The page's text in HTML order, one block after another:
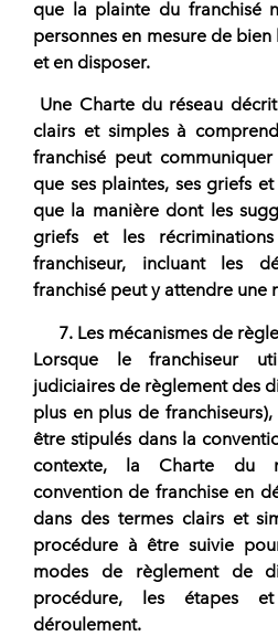
que la plainte du franchisé
personnes en mesure de
et en disposer.
Une Charte du réseau
clairs et simples à
franchisé peut
que ses plaintes, ses griefs
que la manière dont les
griefs et les
franchiseur, incluant les
franchisé peut y attendre une
Les mécanismes de
Lorsque le franchiseur
judiciaires de règlement des
plus en plus de
être stipulés dans la
contexte, la Charte du
convention de franchise en
dans des termes clairs et
procédure à être suivie
modes de règlement de
procédure, les étapes
déroulement.